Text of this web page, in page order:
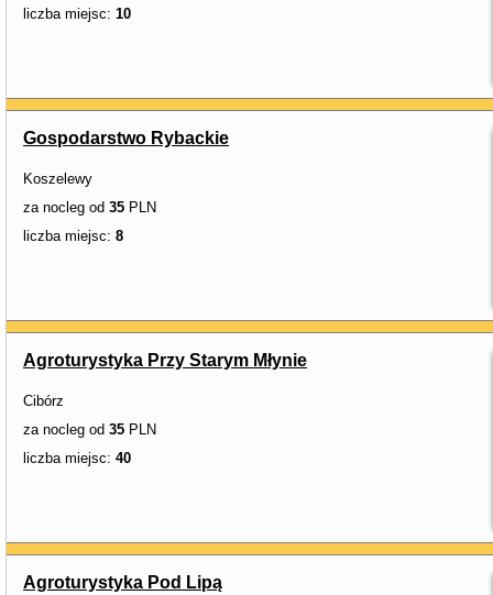
liczba miejsc: 10
Gospodarstwo Rybackie
Koszelewy
za nocleg od 35 PLN
liczba miejsc: 8
Agroturystyka Przy Starym Młynie
Cibórz
za nocleg od 35 PLN
liczba miejsc: 40
Agroturystyka Pod Lipą